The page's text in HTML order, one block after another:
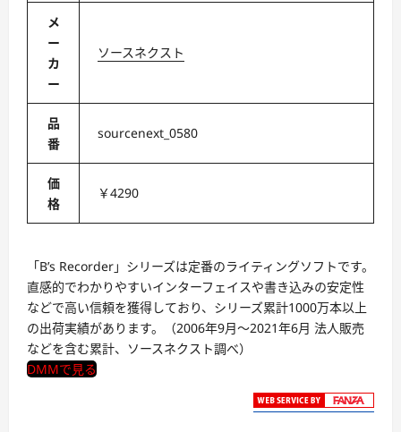
メ
ー
カ
ー
ソースネクスト
品
番
sourcenext_0580
価
格
￥4290
「B’s Recorder」シリーズは定番のライティングソフトです。
直感的でわかりやすいインターフェイスや書き込みの安定性
などで高い信頼を獲得しており、シリーズ累計1000万本以上
の出荷実績があります。（2006年9月〜2021年6月 法人販売
などを含む累計、ソースネクスト調べ）
DMMで見る